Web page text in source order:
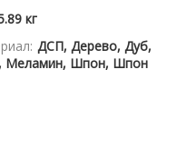
кг
ДСП, Дерево, Дуб,
Шпон, Шпон